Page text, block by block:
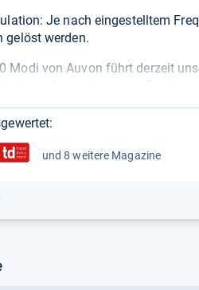
Je nach eingestelltem
gelöst werden.
Modi von Auvon führt derzeit
und 8 weitere Magazine